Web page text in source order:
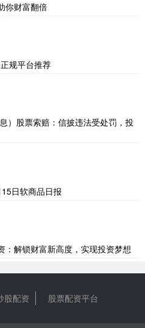
你财富翻倍
规平台推荐
）股票索赔：信披违法受处罚，投
日软商品日报
：解锁财富新高度，实现投资梦想
股配资 股票配资平台